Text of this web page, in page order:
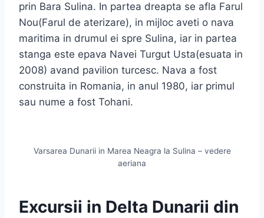
prin Bara Sulina. In partea dreapta se afla Farul
Nou(Farul de aterizare), in mijloc aveti o nava
maritima in drumul ei spre Sulina, iar in partea
stanga este epava Navei Turgut Usta(esuata in
2008) avand pavilion turcesc. Nava a fost
construita in Romania, in anul 1980, iar primul
sau nume a fost Tohani.
Varsarea Dunarii in Marea Neagra la Sulina – vedere
aeriana
Excursii in Delta Dunarii din